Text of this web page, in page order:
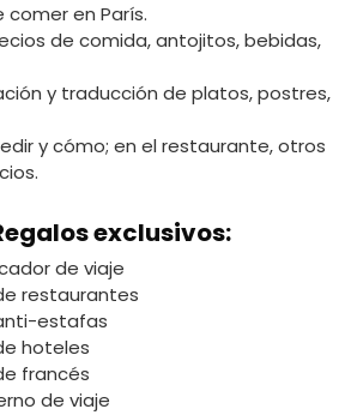
comer en París.
de comida, antojitos, bebidas,
y traducción de platos, postres,
y cómo; en el restaurante, otros
exclusivos:
de viaje
restaurantes
estafas
hoteles
francés
de viaje